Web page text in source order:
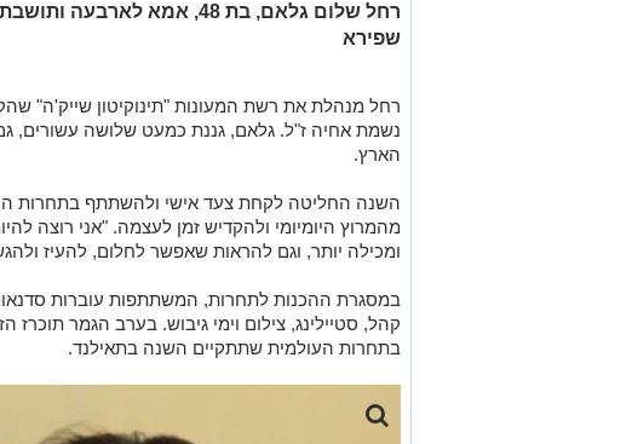
רחל שלום גלאם, בת 48, אמא
שפירא
נשמת אחיה ז"ל. גלאם, גננת כמעט שלושה עשורים,
הארץ.
השנה החליטה לקחת צעד אישי ולהשתתף בתחרות
מהמרוץ היומיומי ולהקדיש זמן לעצמה. "אני רוצה
ומכילה יותר, וגם להראות שאפשר לחלום, להעיז
במסגרת ההכנות לתחרות, המשתתפות עוברות
קהל, סטיילינג, צילום וימי גיבוש. בערב הגמר תוכרז
בתחרות העולמית שתתקיים השנה בתאילנד.